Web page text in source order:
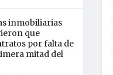
inmobiliarias
que
por falta de
mitad del